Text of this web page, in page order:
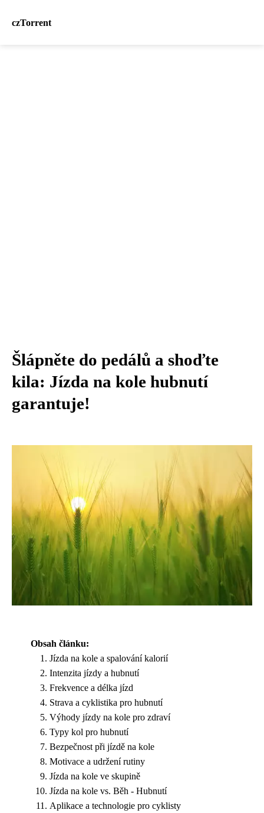
czTorrent
Šlápněte do pedálů a shoďte
kila: Jízda na kole hubnutí
garantuje!
Obsah článku:
Jízda na kole a spalování kalorií
Intenzita jízdy a hubnutí
Frekvence a délka jízd
Strava a cyklistika pro hubnutí
Výhody jízdy na kole pro zdraví
Typy kol pro hubnutí
Bezpečnost při jízdě na kole
Motivace a udržení rutiny
Jízda na kole ve skupině
Jízda na kole vs. Běh - Hubnutí
Aplikace a technologie pro cyklisty